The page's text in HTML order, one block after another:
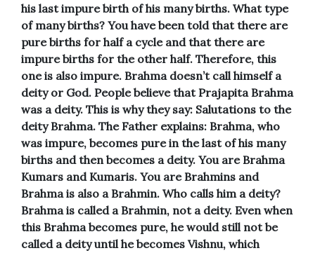
his last impure birth of his many births. What type
of many births? You have been told that there are
pure births for half a cycle and that there are
impure births for the other half. Therefore, this
one is also impure. Brahma doesn’t call himself a
deity or God. People believe that Prajapita Brahma
was a deity. This is why they say: Salutations to the
deity Brahma. The Father explains: Brahma, who
was impure, becomes pure in the last of his many
births and then becomes a deity. You are Brahma
Kumars and Kumaris. You are Brahmins and
Brahma is also a Brahmin. Who calls him a deity?
Brahma is called a Brahmin, not a deity. Even when
this Brahma becomes pure, he would still not be
called a deity until he becomes Vishnu, which